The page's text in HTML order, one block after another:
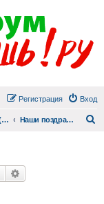
Вход
Регистрация
Наша жизнь (не всё же о суициде!) Наши поздравления
Поиск